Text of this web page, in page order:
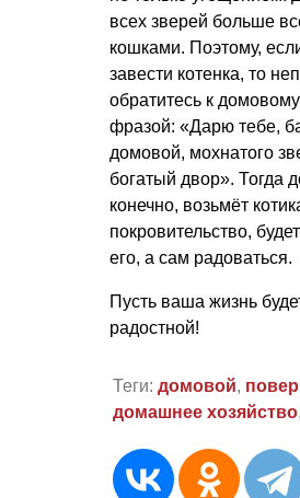
всех зверей больше
кошками. Поэтому,
завести котенка, то
обратитесь к
фразой: «Дарю тебе,
домовой, мохнатого
богатый двор». Тогда
конечно, возьмёт
покровительство,
его, а сам радоваться.
Пусть ваша жизнь
радостной!
Теги: домовой,
домашнее хозяйство,